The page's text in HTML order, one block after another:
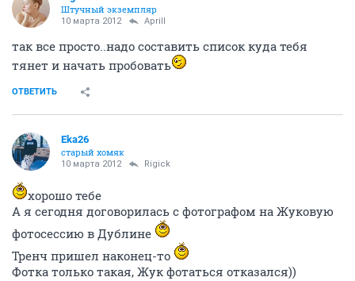
Штучный экземпляр
10 марта 2012 Aprill
так все просто..надо составить список куда тебя
тянет и начать пробовать
ОТВЕТИТЬ
Eka26
старый хомяк
10 марта 2012 Rigick
хорошо тебе
А я сегодня договорилась с фотографом на Жуковую
фотосессию в Дублине
Тренч пришел наконец-то
Фотка только такая, Жук фотаться отказался))